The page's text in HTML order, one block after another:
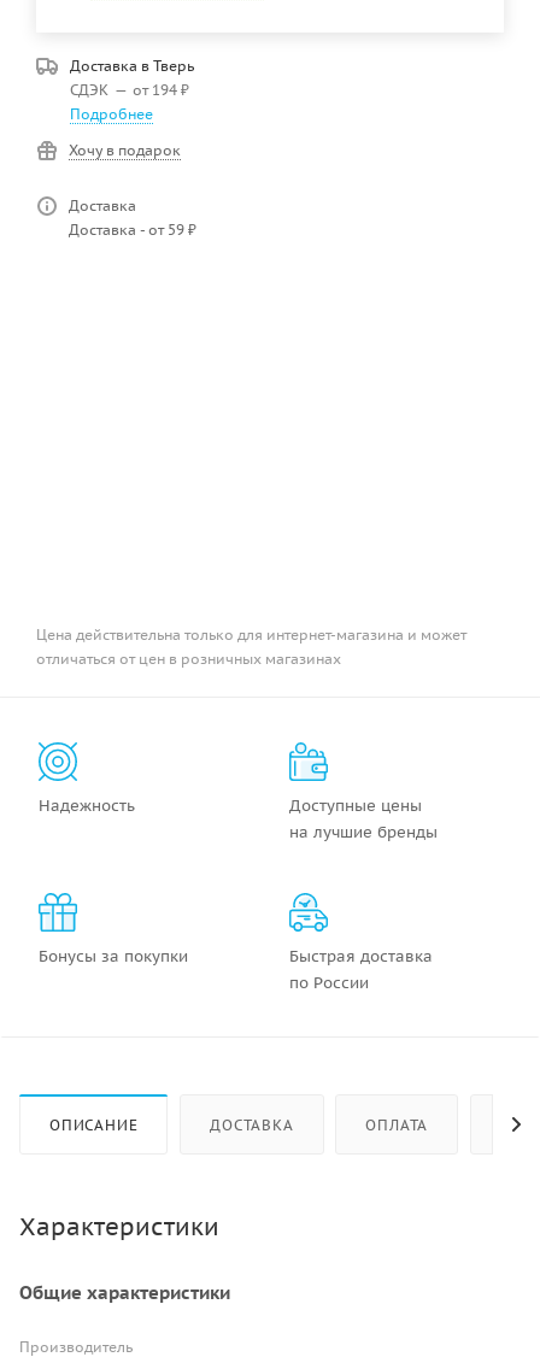
Доставка в Тверь
СДЭК — от 194 ₽
Подробнее
Хочу в подарок
Доставка
Доставка - от 59 ₽
Цена действительна только для интернет-магазина и может
отличаться от цен в розничных магазинах
Надежность
Доступные цены
на лучшие бренды
Бонусы за покупки
Быстрая доставка
по России
ОПИСАНИЕ ДОСТАВКА ОПЛАТА
Характеристики
Общие характеристики
Производитель